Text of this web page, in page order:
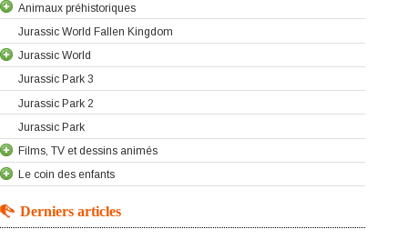
Animaux préhistoriques
Jurassic World Fallen Kingdom
Jurassic World
Jurassic Park 3
Jurassic Park 2
Jurassic Park
Films, TV et dessins animés
Le coin des enfants
Derniers articles